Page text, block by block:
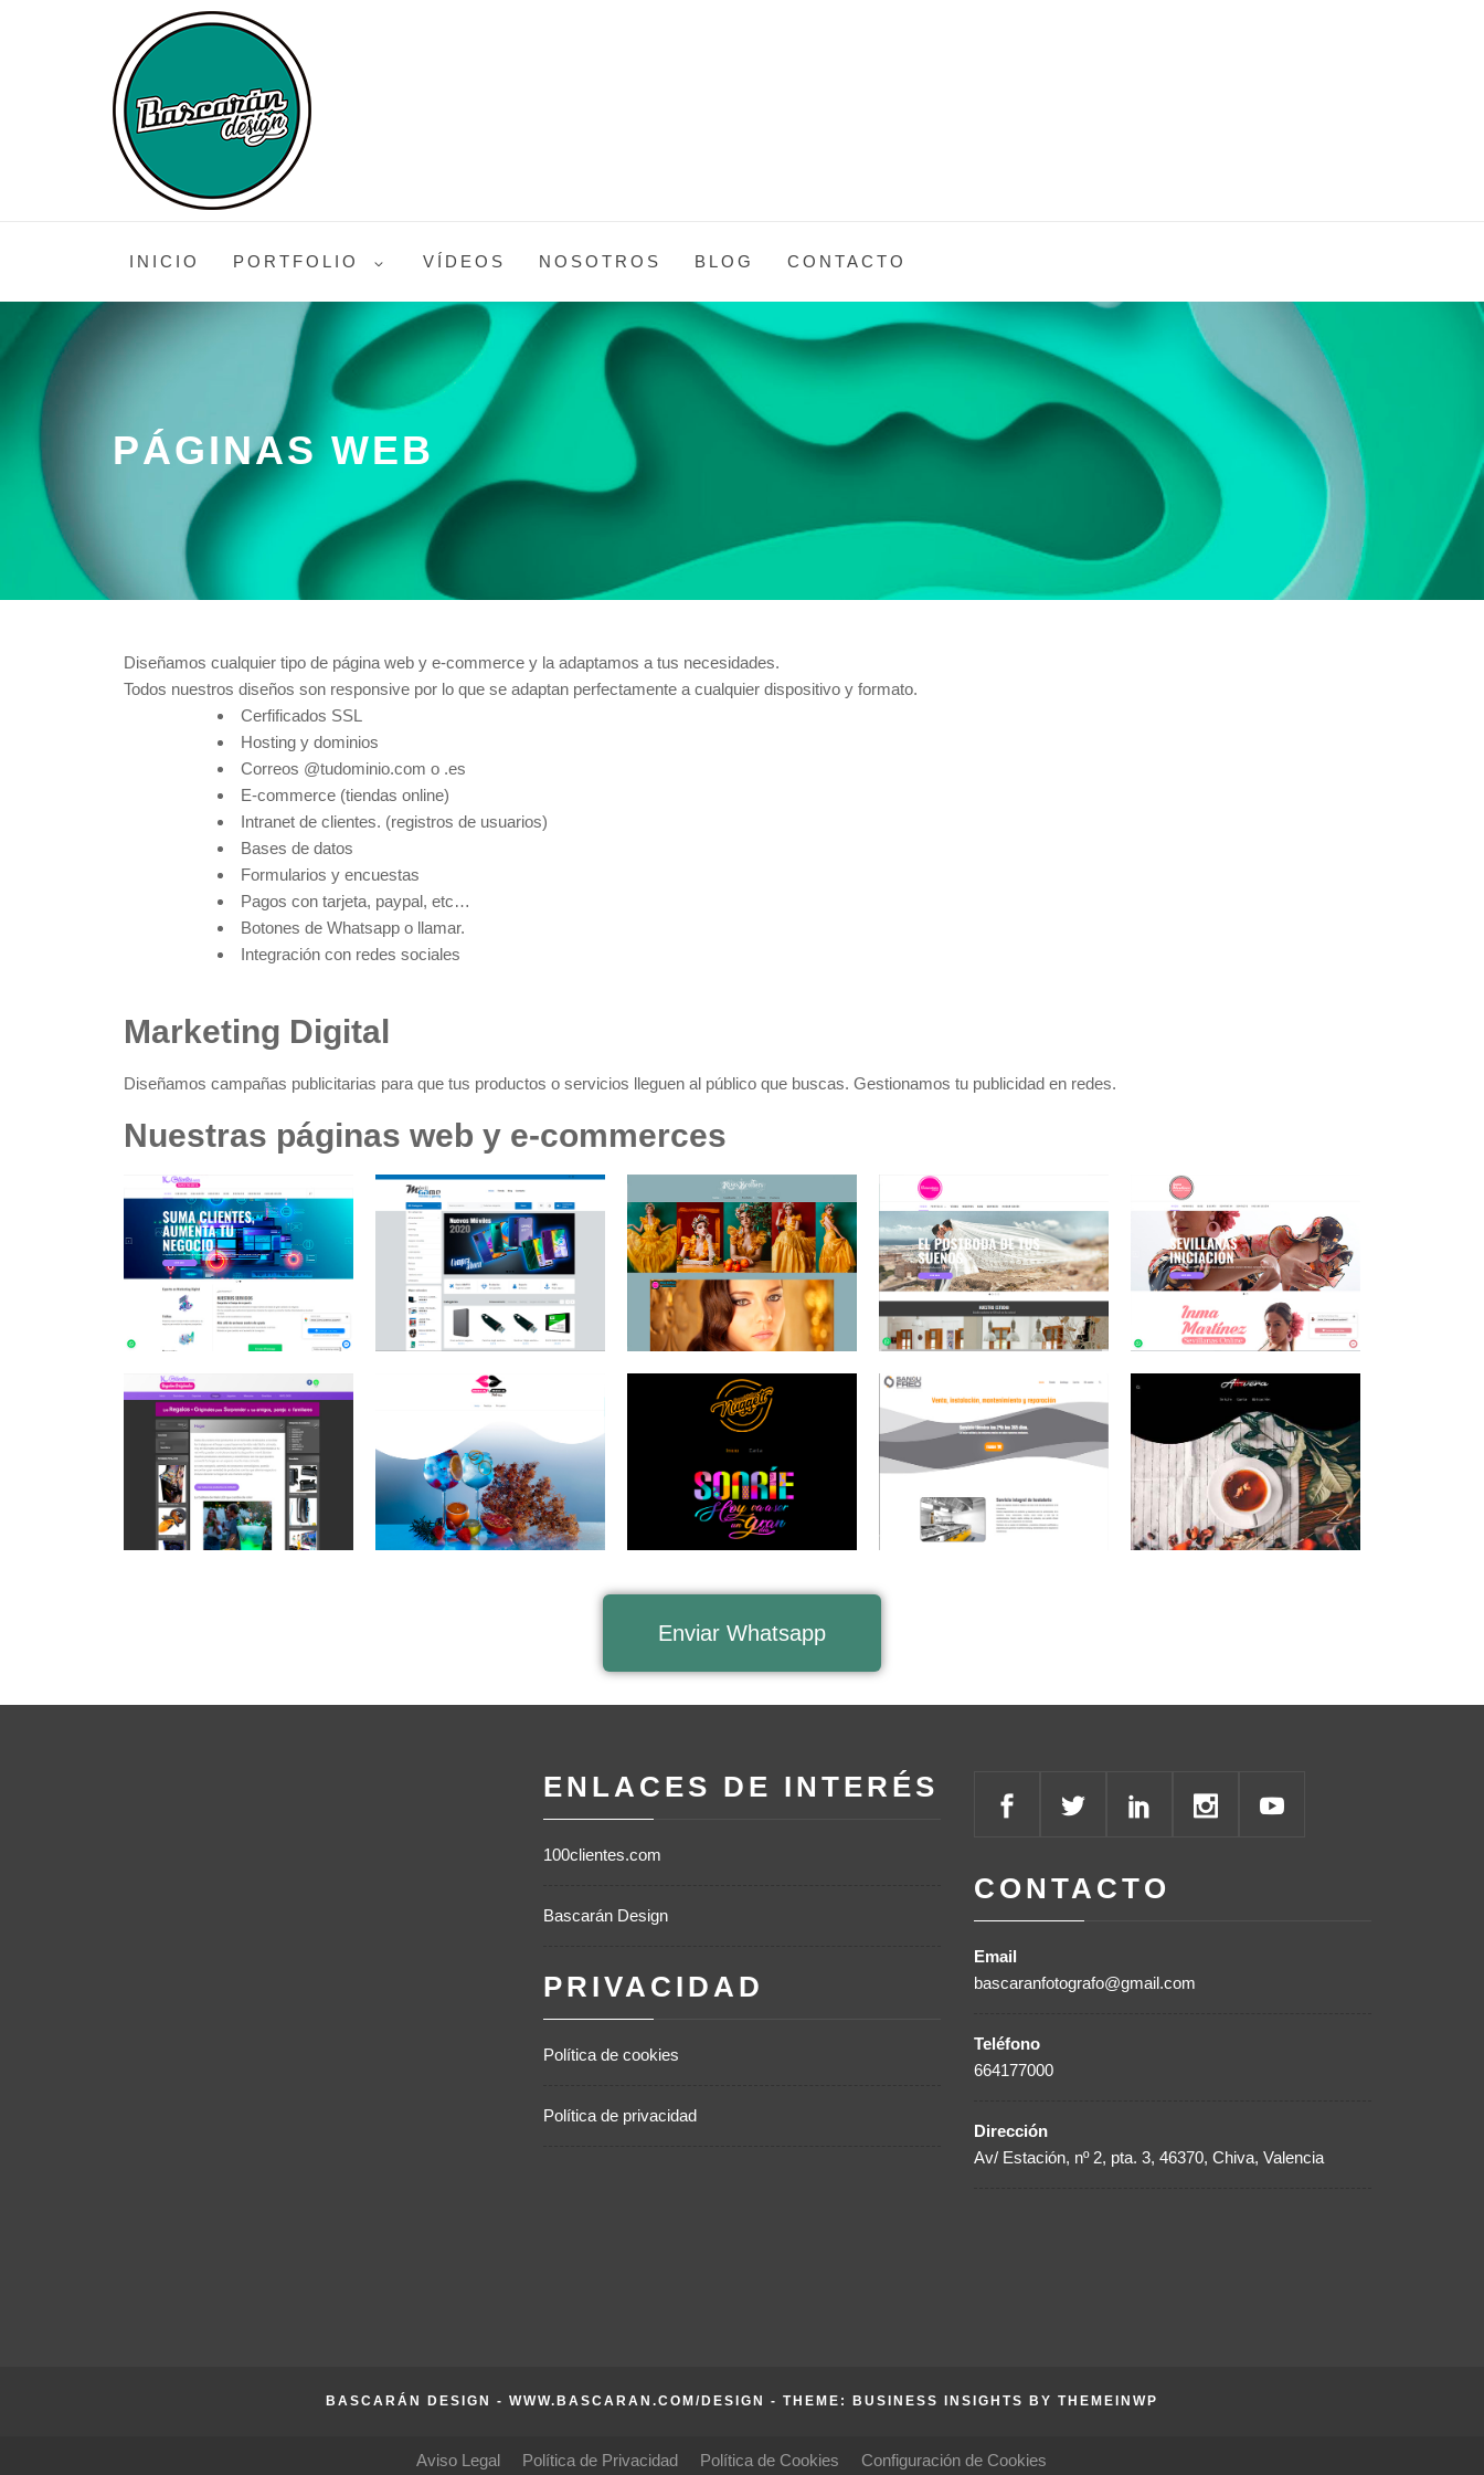
BASCARÁN
DESIGN
DISEÑO GRÁFICO Y WEB
INICIO PORTFOLIO VÍDEOS NOSOTROS BLOG CONTACTO
PÁGINAS WEB
Diseñamos cualquier tipo de página web y e-commerce y la adaptamos a tus necesidades.
Todos nuestros diseños son responsive por lo que se adaptan perfectamente a cualquier dispositivo y formato.
Cerfificados SSL
Hosting y dominios
Correos @tudominio.com o .es
E-commerce (tiendas online)
Intranet de clientes. (registros de usuarios)
Bases de datos
Formularios y encuestas
Pagos con tarjeta, paypal, etc…
Botones de Whatsapp o llamar.
Integración con redes sociales
Marketing Digital
Diseñamos campañas publicitarias para que tus productos o servicios lleguen al público que buscas. Gestionamos tu publicidad en redes.
Nuestras páginas web y e-commerces
Enviar Whatsapp
ENLACES DE INTERÉS
100clientes.com
Bascarán Design
PRIVACIDAD
Política de cookies
Política de privacidad
CONTACTO
Email
bascaranfotografo@gmail.com
Teléfono
664177000
Dirección
Av/ Estación, nº 2, pta. 3, 46370, Chiva, Valencia
BASCARÁN DESIGN - WWW.BASCARAN.COM/DESIGN - THEME: BUSINESS INSIGHTS BY THEMEINWP
Aviso Legal Política de Privacidad Política de Cookies Configuración de Cookies